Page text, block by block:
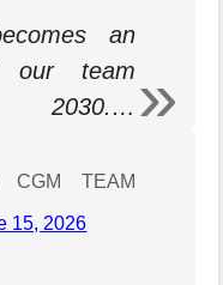
an
our team
TEAM
15, 2026